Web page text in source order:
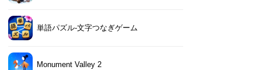
単語パズル-文字つなぎゲーム
Monument Valley 2